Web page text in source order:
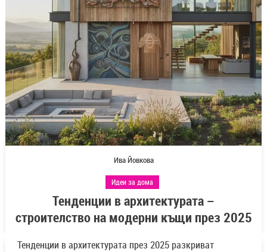
Ива Йовкова
Идеи за дома
Тенденции в архитектурата –
строителство на модерни къщи през 2025
Тенденции в архитектурата през 2025 разкриват